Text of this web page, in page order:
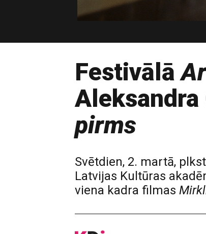
Festivālā
Aleksandra
pirms
Svētdien, 2. martā,
Latvijas Kultūras
viena kadra filmas